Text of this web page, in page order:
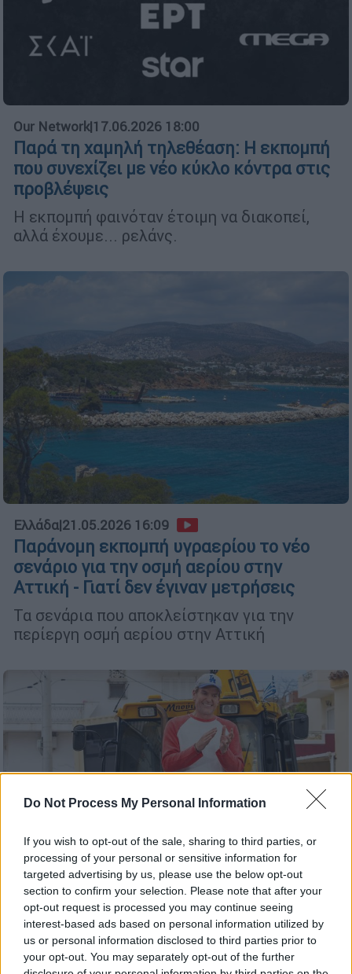
Do Not Process My Personal Information
If you wish to opt-out of the sale, sharing to third parties, or
processing of your personal or sensitive information for
targeted advertising by us, please use the below opt-out
section to confirm your selection. Please note that after your
opt-out request is processed you may continue seeing
interest-based ads based on personal information utilized by
us or personal information disclosed to third parties prior to
your opt-out. You may separately opt-out of the further
Our Network|17.06.2026 18:00
Παρά τη χαμηλή τηλεθέαση: Η εκπομπή
που συνεχίζει με νέο κύκλο κόντρα στις
προβλέψεις
Η εκπομπή φαινόταν έτοιμη να διακοπεί,
αλλά έχουμε... ρελάνς.
Ελλάδα|21.05.2026 16:09
Παράνομη εκπομπή υγραερίου το νέο
σενάριο για την οσμή αερίου στην
Αττική - Γιατί δεν έγιναν μετρήσεις
Τα σενάρια που αποκλείστηκαν για την
περίεργη οσμή αερίου στην Αττική
Τηλεόραση|11.05.2026 15:10
ΑΝΤ1: Ξεκίνησαν τα γυρίσματα για τη
νέα εκπομπή «Extreme Makeover: Home